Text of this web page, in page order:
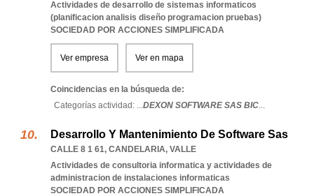
Actividades de desarrollo de sistemas informaticos
(planificacion analisis diseño programacion pruebas)
SOCIEDAD POR ACCIONES SIMPLIFICADA
Ver empresa Ver en mapa
Coincidencias en la búsqueda de:
Categorías actividad: ...DEXON SOFTWARE SAS BIC...
Desarrollo Y Mantenimiento De Software Sas
CALLE 8 1 61, CANDELARIA, VALLE
Actividades de consultoria informatica y actividades de
administracion de instalaciones informaticas
SOCIEDAD POR ACCIONES SIMPLIFICADA